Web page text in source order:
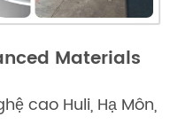
Materials
cao Huli, Hạ Môn,